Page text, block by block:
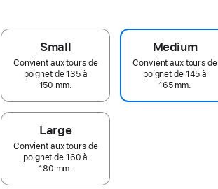
Small
Convient aux tours de
poignet de 135 à
150 mm.
Medium
Convient aux tours de
poignet de 145 à
165 mm.
Large
Convient aux tours de
poignet de 160 à
180 mm.